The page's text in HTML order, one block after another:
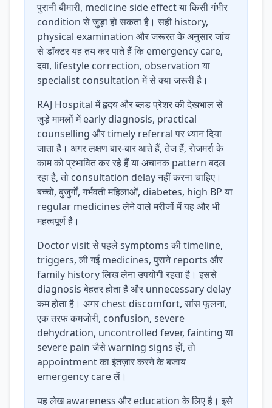
पुरानी बीमारी, medicine side effect या किसी गंभीर
condition से जुड़ा हो सकता है। सही history,
physical examination और जरूरत के अनुसार जांच
से डॉक्टर यह तय कर पाते हैं कि emergency care,
दवा, lifestyle correction, observation या
specialist consultation में से क्या जरूरी है।
RAJ Hospital में हृदय और ब्लड प्रेशर की देखभाल से
जुड़े मामलों में early diagnosis, practical
counselling और timely referral पर ध्यान दिया
जाता है। अगर लक्षण बार-बार आते हैं, तेज हैं, रोजमर्रा के
काम को प्रभावित कर रहे हैं या अचानक pattern बदल
रहा है, तो consultation delay नहीं करना चाहिए।
बच्चों, बुजुर्गों, गर्भवती महिलाओं, diabetes, high BP या
regular medicines लेने वाले मरीजों में यह और भी
महत्वपूर्ण है।
Doctor visit से पहले symptoms की timeline,
triggers, ली गई medicines, पुराने reports और
family history लिख लेना उपयोगी रहता है। इससे
diagnosis बेहतर होता है और unnecessary delay
कम होता है। अगर chest discomfort, सांस फूलना,
एक तरफ कमजोरी, confusion, severe
dehydration, uncontrolled fever, fainting या
severe pain जैसे warning signs हों, तो
appointment का इंतज़ार करने के बजाय
emergency care लें।
यह लेख awareness और education के लिए है। इसे